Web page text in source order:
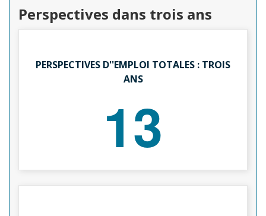
Perspectives dans trois ans
PERSPECTIVES D''EMPLOI TOTALES : TROIS
ANS
13